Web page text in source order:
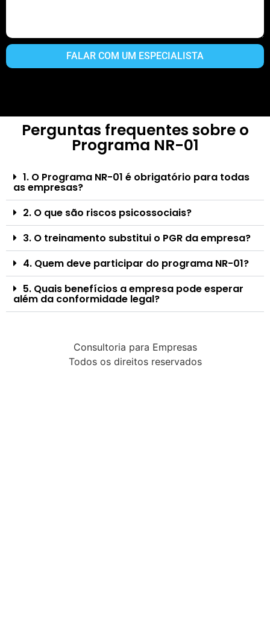
FALAR COM UM ESPECIALISTA
Perguntas frequentes sobre o
Programa NR-01
1. O Programa NR-01 é obrigatório para todas
as empresas?
2. O que são riscos psicossociais?
3. O treinamento substitui o PGR da empresa?
4. Quem deve participar do programa NR-01?
5. Quais benefícios a empresa pode esperar
além da conformidade legal?
Consultoria para Empresas
Todos os direitos reservados